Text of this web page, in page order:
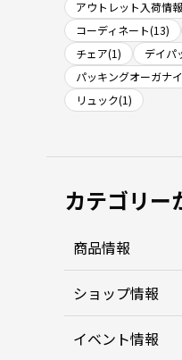
アウトレット入荷情
コーディネート(13)
チェア(1)
デイパ
パッキングオーガナ
リュック(1)
カテゴリー
商品情報
ショップ情報
イベント情報